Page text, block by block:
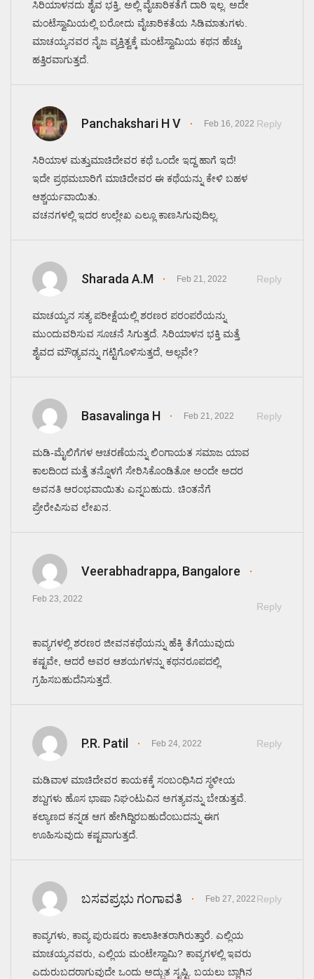
ಸಿರಿಯಾಳನದು ಶೈವ ಭಕ್ತಿ, ಅಲ್ಲಿ ವೈಚಾರಿಕತೆಗೆ ದಾರಿ ಇಲ್ಲ. ಅದೇ
ಮಂಟೆಸ್ವಾಮಿಯಲ್ಲಿ ಬರೋದು ವೈಚಾರಿಕತೆಯ ಸಿಡಿಮಾತುಗಳು.
ಮಾಚಯ್ಯನವರ ನೈಜ ವ್ಯಕ್ತಿತ್ವಕ್ಕೆ ಮಂಟೆಸ್ವಾಮಿಯ ಕಥನ ಹೆಚ್ಚು
ಹತ್ತಿರವಾಗುತ್ತದೆ.
Panchakshari H V Feb 16, 2022 Reply
ಸಿರಿಯಾಳ ಮತ್ತುಮಾಚಿದೇವರ ಕಥೆ ಒಂದೇ ಇದ್ದ ಹಾಗೆ ಇದೆ!
ಇದೇ ಪ್ರಥಮಬಾರಿಗೆ ಮಾಚಿದೇವರ ಈ ಕಥೆಯನ್ನು ಕೇಳಿ ಬಹಳ
ಆಶ್ಚರ್ಯವಾಯಿತು.
ವಚನಗಳಲ್ಲಿ ಇದರ ಉಲ್ಲೇಖ ಎಲ್ಲೂ ಕಾಣಸಿಗುವುದಿಲ್ಲ.
Sharada A.M Feb 21, 2022 Reply
ಮಾಚಯ್ಯನ ಸತ್ಯ ಪರೀಕ್ಷೆಯಲ್ಲಿ ಶರಣರ ಪರಂಪರೆಯನ್ನು
ಮುಂದುವರಿಸುವ ಸೂಚನೆ ಸಿಗುತ್ತದೆ. ಸಿರಿಯಾಳನ ಭಕ್ತಿ ಮತ್ತೆ
ಶೈವದ ಮೌಢ್ಯವನ್ನು ಗಟ್ಟಿಗೊಳಿಸುತ್ತದೆ, ಅಲ್ಲವೇ?
Basavalinga H Feb 21, 2022 Reply
ಮಡಿ-ಮೈಲಿಗೆಗಳ ಆಚರಣೆಯನ್ನು ಲಿಂಗಾಯತ ಸಮಾಜ ಯಾವ
ಕಾಲದಿಂದ ಮತ್ತೆ ತನ್ನೊಳಗೆ ಸೇರಿಸಿಕೊಂಡಿತೋ ಅಂದೇ ಅದರ
ಅವನತಿ ಆರಂಭವಾಯಿತು ಎನ್ನಬಹುದು. ಚಿಂತನೆಗೆ
ಪ್ರೇರೇಪಿಸುವ ಲೇಖನ.
Veerabhadrappa, Bangalore
Feb 23, 2022
Reply
ಕಾವ್ಯಗಳಲ್ಲಿ ಶರಣರ ಜೀವನಕಥೆಯನ್ನು ಹೆಕ್ಕಿ ತೆಗೆಯುವುದು
ಕಷ್ಟವೇ, ಆದರೆ ಅವರ ಆಶಯಗಳನ್ನು ಕಥನರೂಪದಲ್ಲಿ
ಗ್ರಹಿಸಬಹುದೆನಿಸುತ್ತದೆ.
P.R. Patil Feb 24, 2022 Reply
ಮಡಿವಾಳ ಮಾಚಿದೇವರ ಕಾಯಕಕ್ಕೆ ಸಂಬಂಧಿಸಿದ ಸ್ಥಳೀಯ
ಶಬ್ದಗಳು ಹೊಸ ಭಾಷಾ ನಿಘಂಟುವಿನ ಅಗತ್ಯವನ್ನು ಬೇಡುತ್ತವೆ.
ಕಲ್ಯಾಣದ ಕನ್ನಡ ಆಗ ಹೇಗಿದ್ದಿರಬಹುದೆಂಬುದನ್ನು ಈಗ
ಊಹಿಸುವುದು ಕಷ್ಟವಾಗುತ್ತದೆ.
ಬಸವಪ್ರಭು ಗಂಗಾವತಿ Feb 27, 2022 Reply
ಕಾವ್ಯಗಳು, ಕಾವ್ಯ ಪುರುಷರು ಕಾಲಾತೀತರಾಗಿರುತ್ತಾರೆ. ಎಲ್ಲಿಯ
ಮಾಚಯ್ಯನವರು, ಎಲ್ಲಿಯ ಮಂಟೇಸ್ವಾಮಿ? ಕಾವ್ಯಗಳಲ್ಲಿ ಇವರು
ಎದುರುಬದರಾಗುವುದೇ ಒಂದು ಅದ್ಭುತ ಸೃಷ್ಟಿ. ಬಯಲು ಬ್ಲಾಗಿನ